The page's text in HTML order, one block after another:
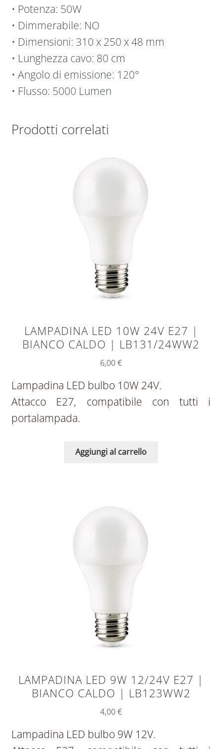
• Potenza: 50W
• Dimmerabile: NO
• Dimensioni: 310 x 250 x 48 mm
• Lunghezza cavo: 80 cm
• Angolo di emissione: 120°
• Flusso: 5000 Lumen
Prodotti correlati
LAMPADINA LED 10W 24V E27 |
BIANCO CALDO | LB131/24WW2
6,00€
Lampadina LED bulbo 10W 24V.
Attacco E27, compatibile con tutti i
portalampada.
Aggiungi al carrello
LAMPADINA LED 9W 12/24V E27 |
BIANCO CALDO | LB123WW2
4,00€
Lampadina LED bulbo 9W 12V.